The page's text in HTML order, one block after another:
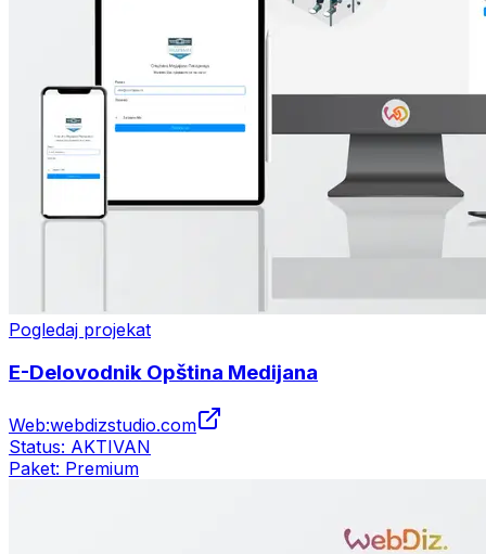
Pogledaj projekat
E-Delovodnik Opština Medijana
Web:webdizstudio.com
Status: AKTIVAN
Paket: Premium